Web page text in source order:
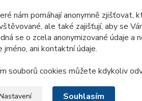
nezasílejte dotazy a
v e-shopu.
dílu:
nám pomáhají anonymně zjišťovat,
ale také zajišťují, aby se
se o zcela anonymizované údaje a
jméno, ani kontaktní údaje.
souborů cookies můžete kdykoliv
Souhlasím